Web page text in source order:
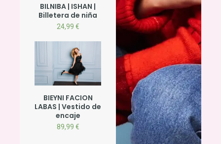
BILNIBA | ISHAN |
Billetera de niña
24,99 €
BIEYNI FACION
LABAS | Vestido de
encaje
89,99 €